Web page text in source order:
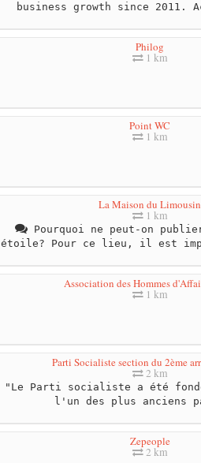
business growth since 2011.
Philog
1 km
Point WC
1 km
La Maison du Limousin
1 km
Pourquoi ne peut-on
étoile? Pour ce lieu, il est
Association des Hommes
1 km
Parti Socialiste section du 2ème
2 km
"Le Parti socialiste a été
l'un des plus anciens
Zepeople
2 km